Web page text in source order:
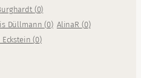
(0)
Düllmann(0) AlinaR (0)
Eckstein(0)